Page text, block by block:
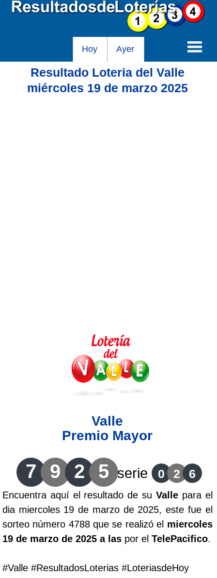
Hoy Ayer
Baloto
Lotería de Bogotá
Lotería de Risaralda
Lotería de Medellín
Lotería de Santander
Lotería del Cauca
Lotería de Boyaca
Extra de Colombia
Antioqueñita Día
Antioqueñita Tarde
Resultado Loteria del Valle
miércoles 19 de marzo 2025
Valle
Premio Mayor
7 9 2 5 serie 0 2 6
Encuentra aquí el resultado de su Vallepara el
dia miercoles 19 de marzo de 2025, este fue el
sorteo número 4788 que se realizó el miercoles
19 de marzo de 2025 a las por el TelePacifico.
#Valle #ResultadosLoterias #LoteriasdeHoy